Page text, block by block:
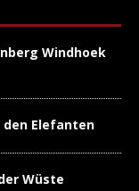
Windhoek
den Elefanten
Wüste